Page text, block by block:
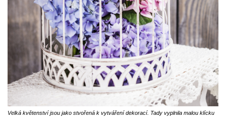
Velká květenství jsou jako stvořená k vytváření dekorací. Tady vyplnila malou klícku